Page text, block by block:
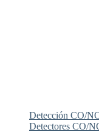
Detección CO/
Detectores CO/